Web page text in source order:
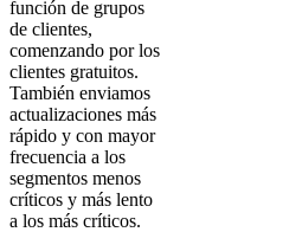
función de grupos
de clientes,
comenzando por los
clientes gratuitos.
También enviamos
actualizaciones más
rápido y con mayor
frecuencia a los
segmentos menos
críticos y más lento
a los más críticos.